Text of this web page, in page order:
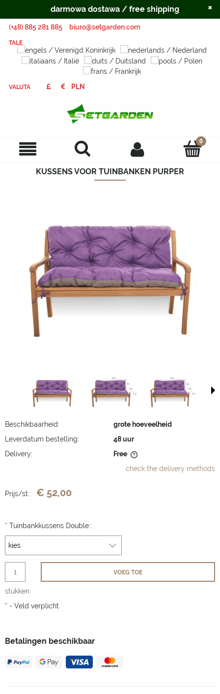
(+48) 885 281 885 biuro@setgarden.com
TALE
VALUTA
KUSSENS VOOR TUINBANKEN PURPER
Beschikbaarheid:
grote hoeveelheid
Leverdatum bestelling:
48 uur
Delivery:
Free
check the delivery methods
Betalingen beschikbaar
Prijs/st.: € 52,00
* Tuinbankkussens Double::
stukken
VOEG TOE
* - Veld verplicht
darmowa dostawa / free shipping ×